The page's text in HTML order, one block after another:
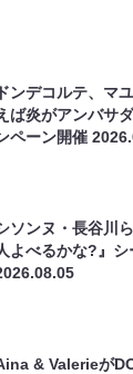
ドンデコルテ、マ
ば炎がアンバサ
ペーン開催
ソンヌ・長谷川
よべるかな?』
& Valerieが